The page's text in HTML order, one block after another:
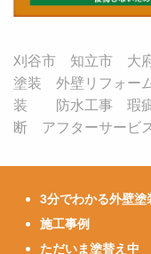
刈谷市 知立市 大
塗装 外壁リフォー
装 防水工事 瑕疵
断 アフターサービ
3分でわかる外壁塗
施工事例
ただいま塗替え中